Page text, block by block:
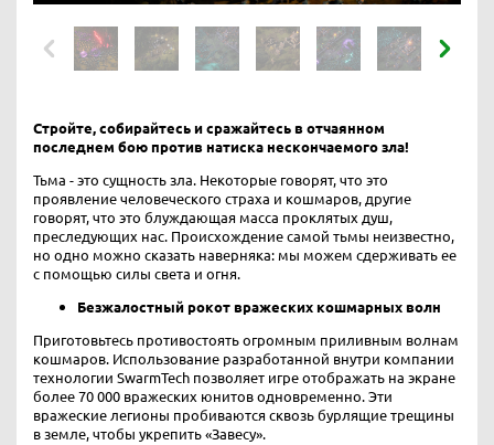
Стройте, собирайтесь и сражайтесь в отчаянном
последнем бою против натиска нескончаемого зла!
Тьма - это сущность зла. Некоторые говорят, что это
проявление человеческого страха и кошмаров, другие
говорят, что это блуждающая масса проклятых душ,
преследующих нас. Происхождение самой тьмы неизвестно,
но одно можно сказать наверняка: мы можем сдерживать ее
с помощью силы света и огня.
Безжалостный рокот вражеских кошмарных волн
Приготовьтесь противостоять огромным приливным волнам
кошмаров. Использование разработанной внутри компании
технологии SwarmTech позволяет игре отображать на экране
более 70 000 вражеских юнитов одновременно. Эти
вражеские легионы пробиваются сквозь бурлящие трещины
в земле, чтобы укрепить «Завесу».